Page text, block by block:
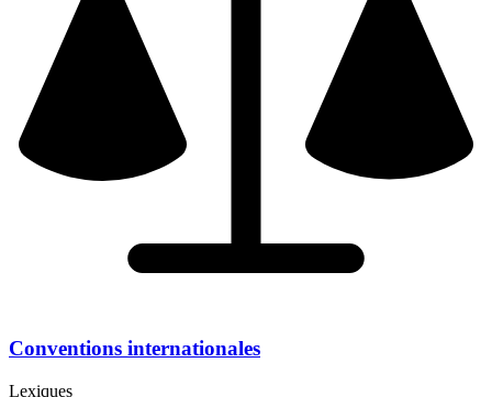
Conventions internationales
Lexiques